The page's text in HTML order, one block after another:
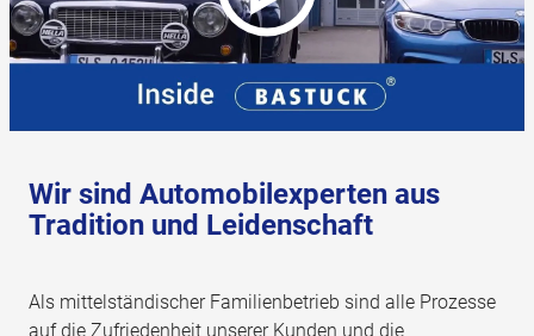
Wir sind Automobilexperten aus
Tradition und Leidenschaft
Als mittelständischer Familienbetrieb sind alle Prozesse
auf die Zufriedenheit unserer Kunden und die